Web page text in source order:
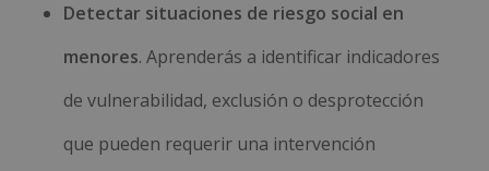
Detectar situaciones de riesgo social en
menores. Aprenderás a identificar indicadores
de vulnerabilidad, exclusión o desprotección
que pueden requerir una intervención